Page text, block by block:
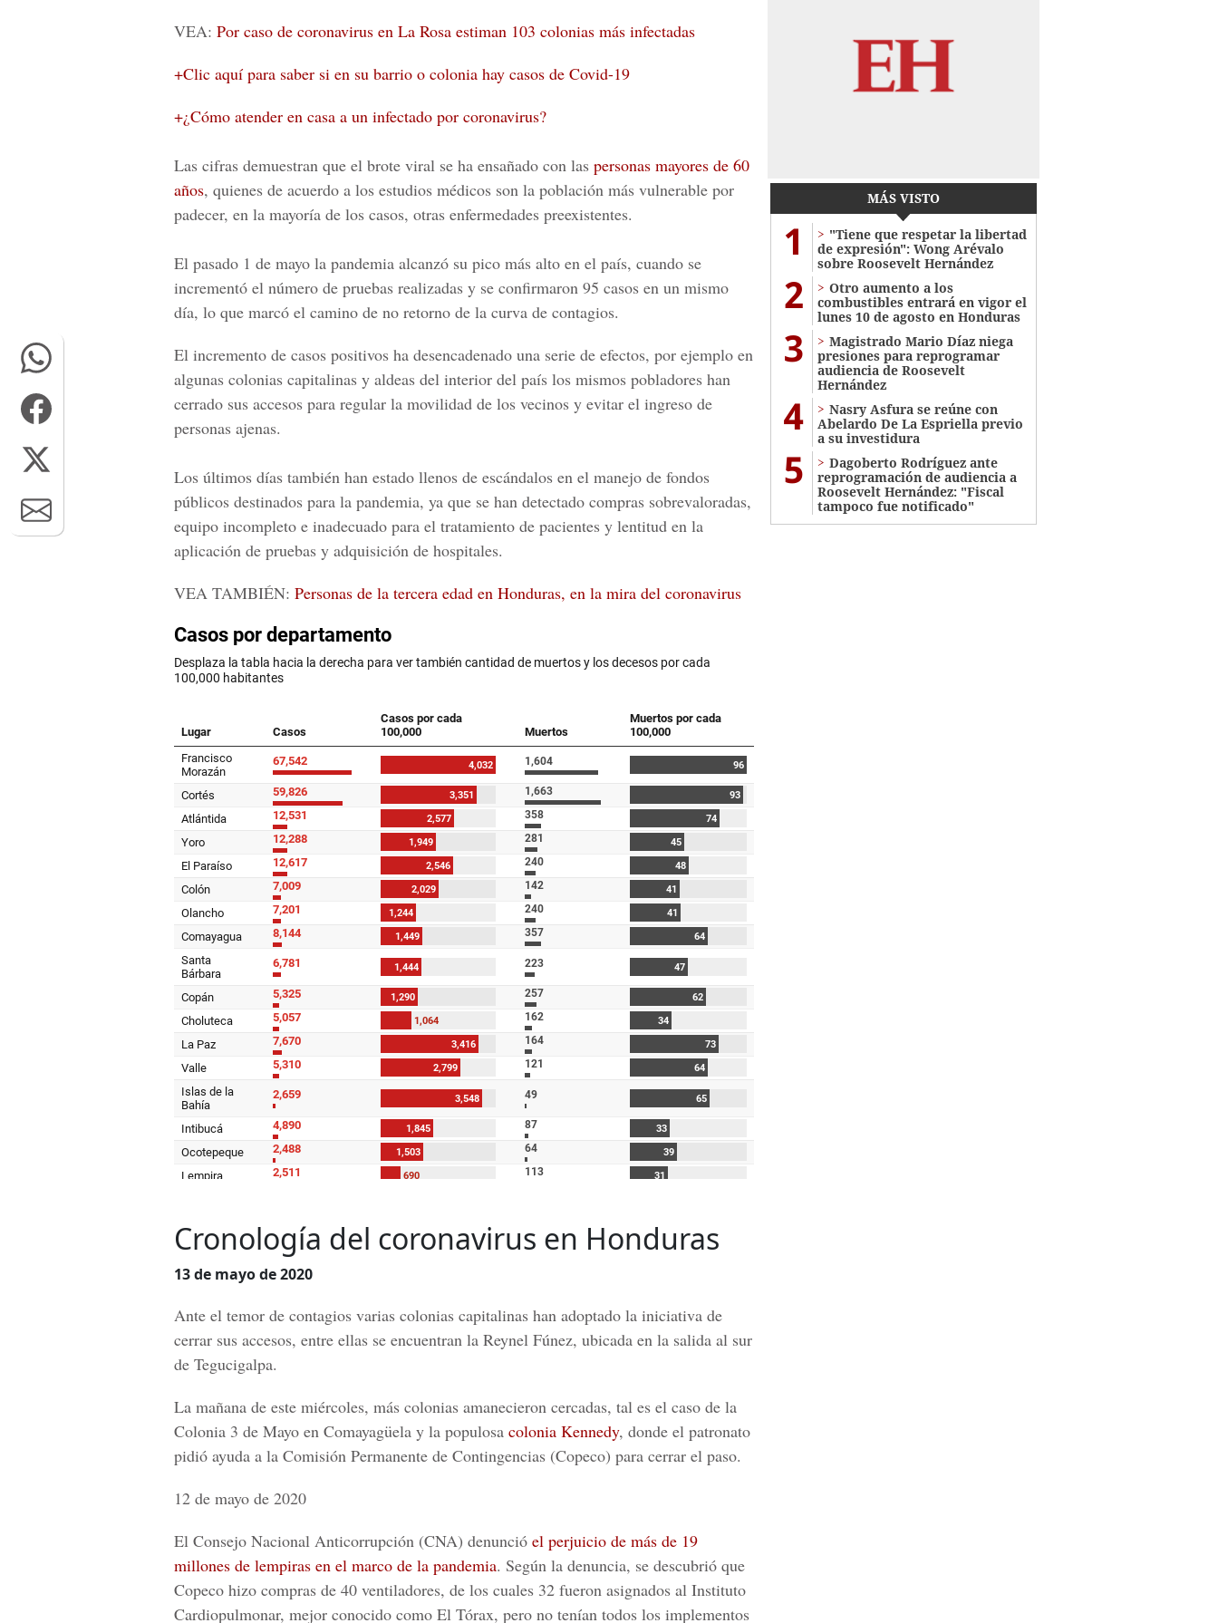
VEA: Por caso de coronavirus en La Rosa estiman 103 colonias más infectadas
+Clic aquí para saber si en su barrio o colonia hay casos de Covid-19
+¿Cómo atender en casa a un infectado por coronavirus?
Las cifras demuestran que el brote viral se ha ensañado con las personas mayores de 60
años, quienes de acuerdo a los estudios médicos son la población más vulnerable por
padecer, en la mayoría de los casos, otras enfermedades preexistentes.
El pasado 1 de mayo la pandemia alcanzó su pico más alto en el país, cuando se
incrementó el número de pruebas realizadas y se confirmaron 95 casos en un mismo
día, lo que marcó el camino de no retorno de la curva de contagios.
El incremento de casos positivos ha desencadenado una serie de efectos, por ejemplo en
algunas colonias capitalinas y aldeas del interior del país los mismos pobladores han
cerrado sus accesos para regular la movilidad de los vecinos y evitar el ingreso de
personas ajenas.
Los últimos días también han estado llenos de escándalos en el manejo de fondos
públicos destinados para la pandemia, ya que se han detectado compras sobrevaloradas,
equipo incompleto e inadecuado para el tratamiento de pacientes y lentitud en la
aplicación de pruebas y adquisición de hospitales.
VEA TAMBIÉN: Personas de la tercera edad en Honduras, en la mira del coronavirus
Cronología del coronavirus en Honduras
13 de mayo de 2020
Ante el temor de contagios varias colonias capitalinas han adoptado la iniciativa de
cerrar sus accesos, entre ellas se encuentran la Reynel Fúnez, ubicada en la salida al sur
de Tegucigalpa.
La mañana de este miércoles, más colonias amanecieron cercadas, tal es el caso de la
Colonia 3 de Mayo en Comayagüela y la populosa colonia Kennedy, donde el patronato
pidió ayuda a la Comisión Permanente de Contingencias (Copeco) para cerrar el paso.
12 de mayo de 2020
El Consejo Nacional Anticorrupción (CNA) denunció el perjuicio de más de 19
millones de lempiras en el marco de la pandemia. Según la denuncia, se descubrió que
Copeco hizo compras de 40 ventiladores, de los cuales 32 fueron asignados al Instituto
Cardiopulmonar, mejor conocido como El Tórax, pero no tenían todos los implementos
MÁS VISTO
1
"Tiene que respetar la libertad
de expresión": Wong Arévalo
sobre Roosevelt Hernández
2
Otro aumento a los
combustibles entrará en vigor el
lunes 10 de agosto en Honduras
3
Magistrado Mario Díaz niega
presiones para reprogramar
audiencia de Roosevelt
Hernández
4
Nasry Asfura se reúne con
Abelardo De La Espriella previo
a su investidura
5
Dagoberto Rodríguez ante
reprogramación de audiencia a
Roosevelt Hernández: "Fiscal
tampoco fue notificado"